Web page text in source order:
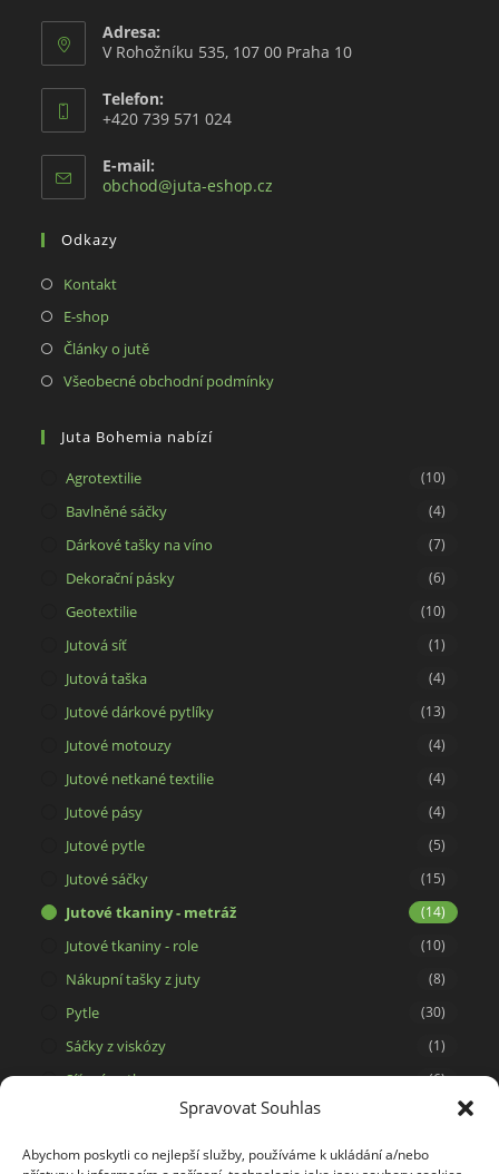
Spravovat Souhlas
Abychom poskytli co nejlepší služby, používáme k ukládání a/nebo
Adresa:
V Rohožníku 535, 107 00 Praha 10
Telefon:
+420 739 571 024
E-mail:
obchod@juta-eshop.cz
Odkazy
KontaktOpens
tab
E-shopOpens
in
Články o jutěOpens
in
new
Všeobecné obchodní podmínkyOpens
Juta Bohemia nabízí
Agrotextilie (10)
Bavlněné sáčky (4)
Dárkové tašky na víno (7)
Dekorační pásky (6)
Geotextilie (10)
Jutová síť (1)
Jutová taška (4)
Jutové dárkové pytlíky (13)
Jutové motouzy (4)
Jutové netkané textilie (4)
Jutové pásy (4)
Jutové pytle (5)
Jutové sáčky (15)
Jutové tkaniny - metráž (14)
Jutové tkaniny - role (10)
Nákupní tašky z juty (8)
Pytle (30)
Sáčky z viskózy (1)
Síťové pytle (6)
Svíčky ze 100% včelího vosku
Tašky a dárkové pytlíky